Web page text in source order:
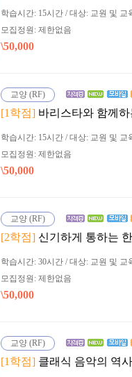
학습시간: 15시간 / 대상: 교원 및 교
모집정원: 제한없음
\50,000
교양 (RF)
[1학점] 바리스타와 함께
학습시간: 15시간 / 대상: 교원 및 교
모집정원: 제한없음
\50,000
교양 (RF)
[2학점] 신기하게 통하는
학습시간: 30시간 / 대상: 교원 및 교
모집정원: 제한없음
\50,000
교양 (RF)
[1학점] 클래식 음악의 역